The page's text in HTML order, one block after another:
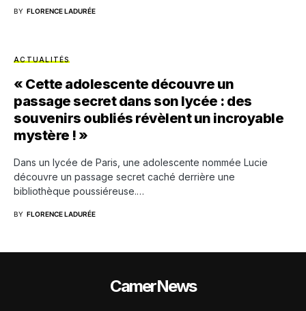
BY FLORENCE LADURÉE
ACTUALITÉS
« Cette adolescente découvre un
passage secret dans son lycée : des
souvenirs oubliés révèlent un incroyable
mystère ! »
Dans un lycée de Paris, une adolescente nommée Lucie
découvre un passage secret caché derrière une
bibliothèque poussiéreuse.…
BY FLORENCE LADURÉE
CamerNews